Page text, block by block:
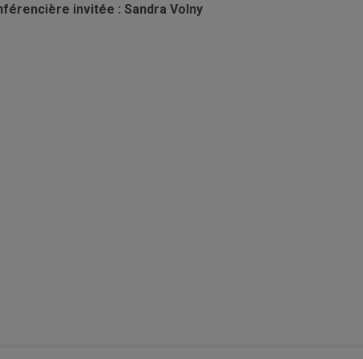
invitée : Sandra Volny